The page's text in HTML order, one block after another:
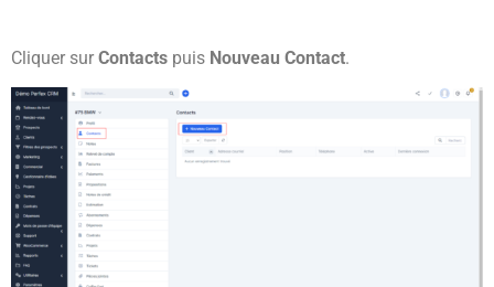
Cliquer sur Contacts puis Nouveau Contact.